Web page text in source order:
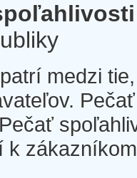
medzi
k